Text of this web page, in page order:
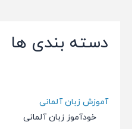
دسته بندی ها
آموزش زبان آلمانی
خودآموز زبان آلمانی